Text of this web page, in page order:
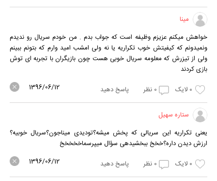
مینا
خواهش میکنم عزیزم وظیفه است که جواب بدم . من خودم سریال رو ندیدم
ونمیدونم که کیفیتش خوب تکراریه یا نه ولی امشب امید وارم که بتونم ببینم
ولی از تیزرش که معلومه سریال خوبی هست چون بازیگران با تجربه ای توش
بازی کردند
0 لایک 0 نظر پاسخ دهید 1396/06/12
ستاره سهیل
یعنی تکراریه این سریالی که پخش میشه؟تودیدی میناجون؟سریال خوبیه؟
ارزش دیدن داره؟خخخ ببخشیدهی سؤال میپرسماخخخخخ
0 لایک 0 نظر پاسخ دهید 1396/06/12